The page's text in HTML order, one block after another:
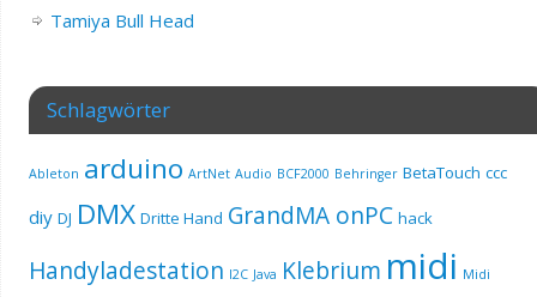
Tamiya Bull Head
Schlagwörter
Ableton arduino ArtNet Audio BCF2000 Behringer BetaTouch ccc
diy DJ DMX Dritte Hand GrandMA onPC hack
Handyladestation I2C Java Klebrium midi Midi